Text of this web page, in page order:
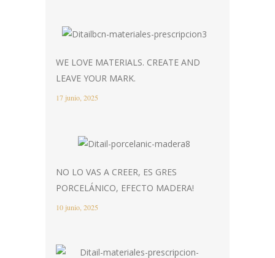
WE LOVE MATERIALS. CREATE AND
LEAVE YOUR MARK.
17 junio, 2025
NO LO VAS A CREER, ES GRES
PORCELÁNICO, EFECTO MADERA!
10 junio, 2025